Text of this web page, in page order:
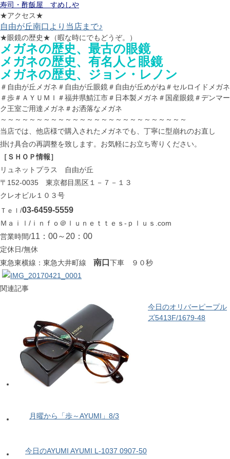
寿司・酢飯屋 すめしや
★アクセス★
自由が丘南口より当店まで♪
★眼鏡の歴史★（暇な時にでもどうぞ。）
メガネの歴史、最古の眼鏡
メガネの歴史、有名人と眼鏡
メガネの歴史、ジョン・レノン
＃自由が丘メガネ＃自由が丘眼鏡＃自由が丘めがね＃セルロイドメガネ
＃歩＃ＡＹＵＭＩ＃福井県鯖江市＃日本製メガネ＃国産眼鏡＃デンマー
ク王室ご用達メガネ＃お洒落なメガネ
～～～～～～～～～～～～～～～～～～～～～～～～～～
当店では、他店様で購入されたメガネでも、丁寧に型崩れのお直し
掛け具合の再調整を致します。お気軽にお立ち寄りください。
［ＳＨＯＰ情報］
リュネットプラス 自由が丘
〒152-0035 東京都目黒区１－７－１３
クレオビル１０３号
Ｔｅｌ/03-6459-5559
Ｍａｉｌ/ｉｎｆｏ＠ｌｕｎｅｔｔｅｓ-ｐｌｕｓ.com
営業時間/11：00～20：00
定休日/無休
東急東横線：東急大井町線 南口 下車 ９０秒
関連記事
今日のオリバーピープル
ズ5413F/1679-48
月曜から「歩～AYUMI」8/3
今日のAYUMI AYUMI L-1037 0907-50